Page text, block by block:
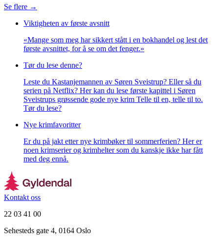
Se flere →
Viktigheten av første avsnitt
«Mange som meg har sikkert stått i en bokhandel og lest det
første avsnittet, for å se om det fenger.»
Tør du lese denne?
Leste du Kastanjemannen av Søren Sveistrup? Eller så du
serien på Netflix? Her kan du lese første kapittel i Søren
Sveistrups grøssende gode nye krim Telle til en, telle til to.
Tør du lese?
Nye krimfavoritter
Er du på jakt etter nye krimbøker til sommerferien? Her er
noen krimserier og krimhelter som du kanskje ikke har fått
med deg ennå.
Kontakt oss
22 03 41 00
Sehesteds gate 4, 0164 Oslo